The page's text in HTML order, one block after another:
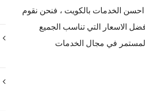
احسن الخدمات بالكويت ، فنحن نقوم
الاسعار التي تناسب الجميع
في مجال الخدمات